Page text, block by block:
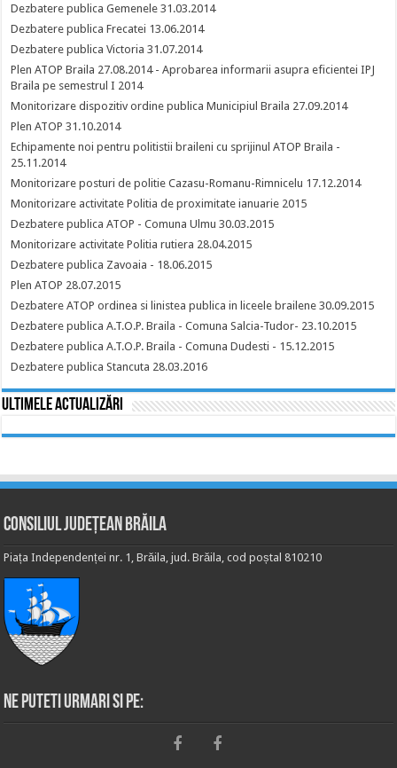
Dezbatere publica Gemenele 31.03.2014
Dezbatere publica Frecatei 13.06.2014
Dezbatere publica Victoria 31.07.2014
Plen ATOP Braila 27.08.2014 - Aprobarea informarii asupra eficientei IPJ
Braila pe semestrul I 2014
Monitorizare dispozitiv ordine publica Municipiul Braila 27.09.2014
Plen ATOP 31.10.2014
Echipamente noi pentru politistii braileni cu sprijinul ATOP Braila -
25.11.2014
Monitorizare posturi de politie Cazasu-Romanu-Rimnicelu 17.12.2014
Monitorizare activitate Politia de proximitate ianuarie 2015
Dezbatere publica ATOP - Comuna Ulmu 30.03.2015
Monitorizare activitate Politia rutiera 28.04.2015
Dezbatere publica Zavoaia - 18.06.2015
Plen ATOP 28.07.2015
Dezbatere ATOP ordinea si linistea publica in liceele brailene 30.09.2015
Dezbatere publica A.T.O.P. Braila - Comuna Salcia-Tudor- 23.10.2015
Dezbatere publica A.T.O.P. Braila - Comuna Dudesti - 15.12.2015
Dezbatere publica Stancuta 28.03.2016
Ultimele actualizări
Consiliul Județean Brăila
Piața Independenței nr. 1, Brăila, jud. Brăila, cod poștal 810210
Ne puteti urmari si pe: